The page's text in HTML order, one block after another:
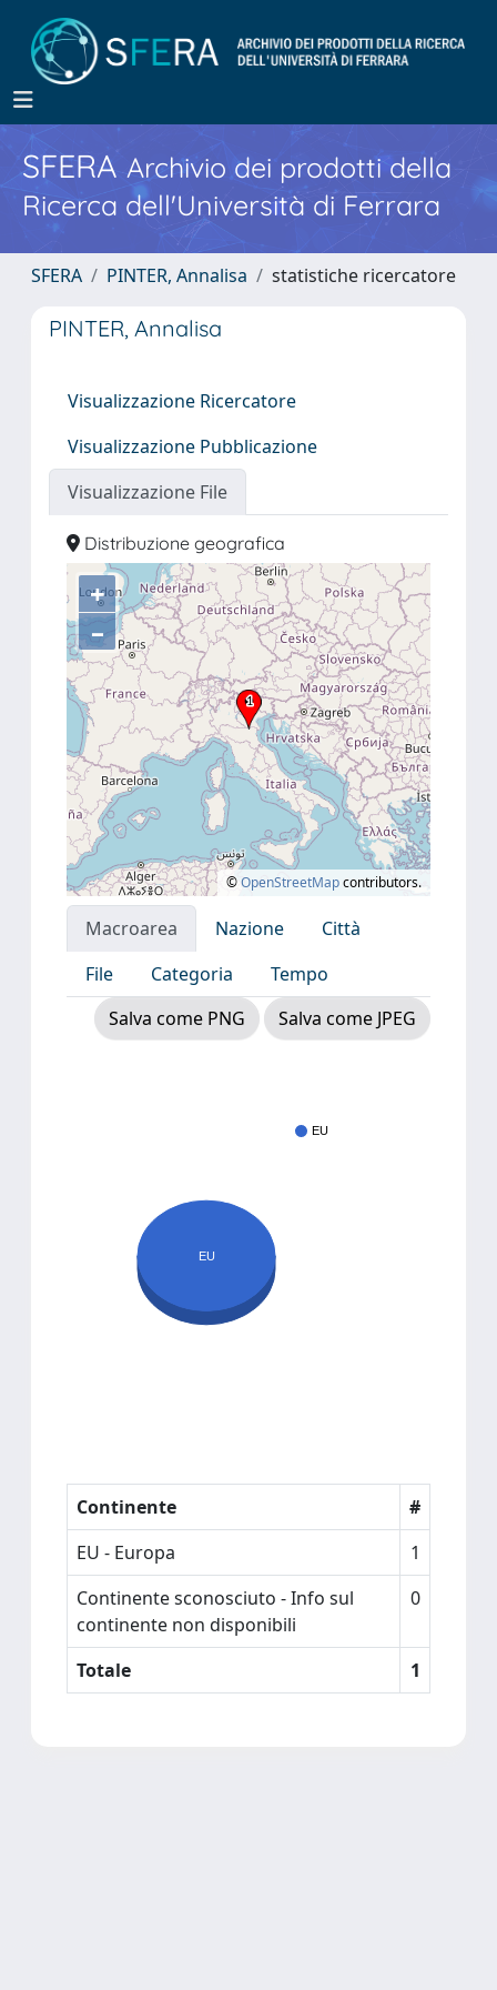
SFERA Archivio dei prodotti della
Ricerca dell'Università di Ferrara
SFERA PINTER, Annalisa statistiche ricercatore
PINTER, Annalisa
Visualizzazione Ricercatore
Visualizzazione Pubblicazione
Visualizzazione File
Distribuzione geografica
+
–
©OpenStreetMapcontributors.
Macroarea Nazione
Città
File
Categoria
Tempo
Salva come PNG
Salva come JPEG
EU
EU
Continente
#
EU - Europa
1
Continente sconosciuto - Info sul
continente non disponibili
0
Totale 1